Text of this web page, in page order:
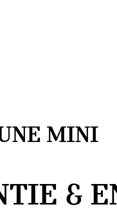
MINI
&